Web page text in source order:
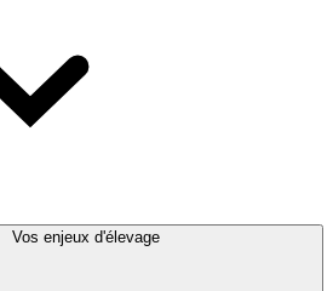
Vos enjeux d'élevage